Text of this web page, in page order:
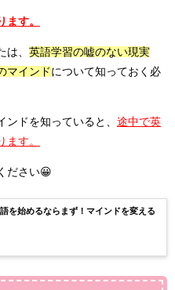
ます。
は、 英語学習の嘘のない現実
マインド について知っておく必
ドを知っていると、 途中で英
ます。
ださい😀
を始めるならまず！マインドを変える